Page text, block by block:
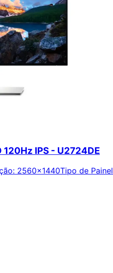
IPS - U2724DE
: 2560x1440Tipo de Painel